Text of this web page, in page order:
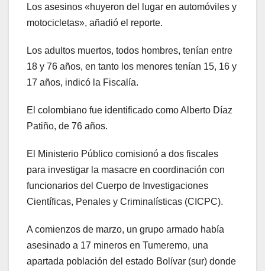
Los asesinos «huyeron del lugar en automóviles y
motocicletas», añadió el reporte.
Los adultos muertos, todos hombres, tenían entre
18 y 76 años, en tanto los menores tenían 15, 16 y
17 años, indicó la Fiscalía.
El colombiano fue identificado como Alberto Díaz
Patiño, de 76 años.
El Ministerio Público comisionó a dos fiscales
para investigar la masacre en coordinación con
funcionarios del Cuerpo de Investigaciones
Científicas, Penales y Criminalísticas (CICPC).
A comienzos de marzo, un grupo armado había
asesinado a 17 mineros en Tumeremo, una
apartada población del estado Bolívar (sur) donde